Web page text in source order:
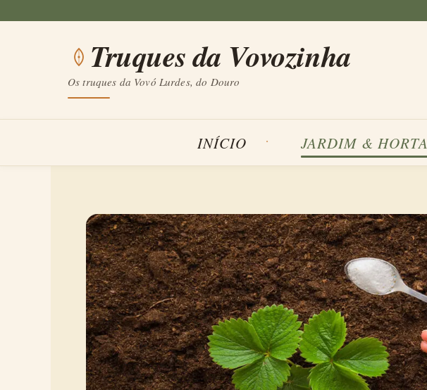
conteúdo
Truques da Vovozinha
Os truques da Vovó Lurdes, do Douro
INÍCIO JARDIM & HORTA